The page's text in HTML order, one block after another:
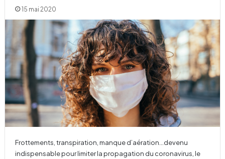
15 mai 2020
Frottements, transpiration, manque d’aération…devenu
indispensable pour limiter la propagation du coronavirus, le